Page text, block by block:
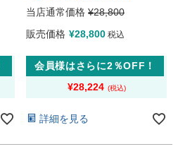
当店通常価格 ¥28,800
販売価格 ¥28,800 税込
会員様はさらに2％OFF！
¥28,224
詳細を見る